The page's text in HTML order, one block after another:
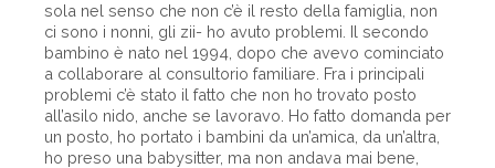
sola nel senso che non c’è il resto della famiglia, non
ci sono i nonni, gli zii- ho avuto problemi. Il secondo
bambino è nato nel 1994, dopo che avevo cominciato
a collaborare al consultorio familiare. Fra i principali
problemi c’è stato il fatto che non ho trovato posto
all’asilo nido, anche se lavoravo. Ho fatto domanda per
un posto, ho portato i bambini da un’amica, da un’altra,
ho preso una babysitter, ma non andava mai bene,